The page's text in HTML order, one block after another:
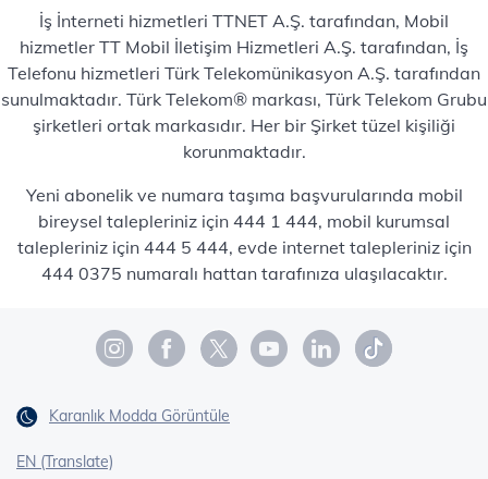
İş İnterneti hizmetleri TTNET A.Ş. tarafından, Mobil
hizmetler TT Mobil İletişim Hizmetleri A.Ş. tarafından, İş
Telefonu hizmetleri Türk Telekomünikasyon A.Ş. tarafından
sunulmaktadır. Türk Telekom® markası, Türk Telekom Grubu
şirketleri ortak markasıdır. Her bir Şirket tüzel kişiliği
korunmaktadır.
Yeni abonelik ve numara taşıma başvurularında mobil
bireysel talepleriniz için 444 1 444, mobil kurumsal
talepleriniz için 444 5 444, evde internet talepleriniz için
444 0375 numaralı hattan tarafınıza ulaşılacaktır.
Karanlık Modda Görüntüle
EN (Translate)